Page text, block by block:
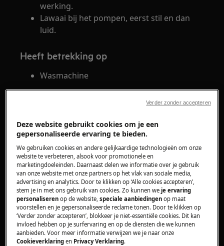
werking.
Lawaai bij het pompen, eerst stil en dan
luid.
Heeft betrekking op
Wasmachine
Het is normaal dat de wasmachine tijdens
een programma herhaaldelijk een
brommend of pompend geluid maakt.
De volgende geluiden zijn normaal en
duiden niet op een storing:
Aan het begin van een programma wordt
er kort water weggepompt.
Afhankelijk van het programma pompt de
machine leeg aan het einde van de
hoofdwas, tijdens de spoelfasen en voor
Deze website gebruikt cookies om je een
gepersonaliseerde ervaring te bieden.
We gebruiken cookies en andere gelijkaardige technologieën om onze
website te verbeteren, alsook voor promotionele en
marketingdoeleinden. Daarnaast delen we informatie over je gebruik
van onze website met onze partners op het vlak van sociale media,
advertising en analytics. Door te klikken op ‘Alle cookies accepteren’,
stem je in met ons gebruik van cookies. Zo kunnen weje ervaring
personaliseren op de website,speciale aanbiedingen op maat
voorstellen en je gepersonaliseerde reclame tonen. Door te klikken op
‘Verder zonder accepteren’, blokkeer je niet-essentiële cookies. Dit kan
invloed hebben op je surfervaring en op de diensten die we kunnen
aanbieden. Voor meer informatie verwijzen we je naar onze
Cookieverklaring en Privacy Verklaring.
Verder zonder accepteren